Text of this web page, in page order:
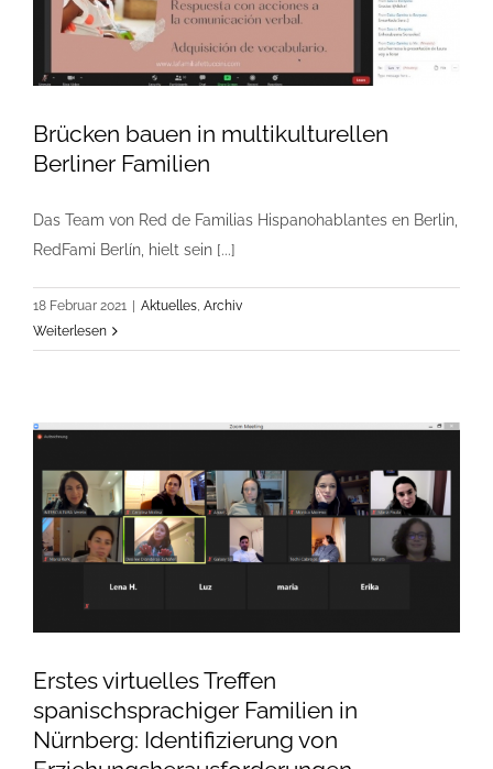
Brücken bauen in multikulturellen
Berliner Familien
Das Team von Red de Familias Hispanohablantes en Berlin,
RedFami Berlín, hielt sein [...]
18 Februar 2021 | Aktuelles Archiv
Weiterlesen
Erstes virtuelles Treffen
spanischsprachiger Familien in
Nürnberg: Identifizierung von